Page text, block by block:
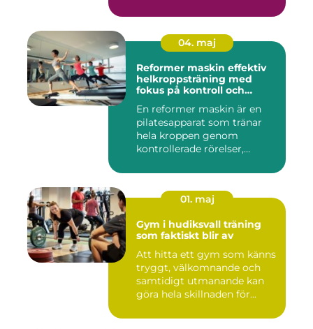
04. maj
Reformer maskin effektiv
helkroppsträning med
fokus på kontroll och
En reformer maskin är en
pilatesapparat som tränar
hela kroppen genom
kontrollerade rörelser,
01. maj
Gym i hudiksvall träning
som faktiskt blir av
Att hitta ett gym som känns
tryggt, välkomnande och
samtidigt utmanande kan
göra hela skillnaden för...